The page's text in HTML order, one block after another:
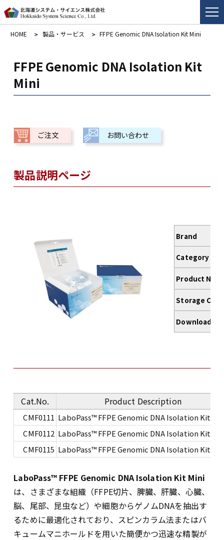
HOME 製品・サービス FFPE Genomic DNA Isolation Kit Mini
FFPE Genomic DNA Isolation Kit
Mini
ご注文 お問い合わせ
製品説明ページ
Brand
Category
Product
Storage
Download
Cat.No. Product Description
CMF0111 LaboPass™ FFPE Genomic DNA Isolation Kit
CMF0112 LaboPass™ FFPE Genomic DNA Isolation Kit
CMF0115 LaboPass™ FFPE Genomic DNA Isolation Kit
LaboPass™ FFPE Genomic DNA Isolation Kit Mini
は、さまざまな組織（FFPE切片、脾臓、肝臓、心臓、
脳、尾部、昆虫など）や細胞からゲノムDNAを抽出す
るために最適化されており、スピンカラム法またはバ
キュームマニホールドを用いた簡便かつ迅速な精製が